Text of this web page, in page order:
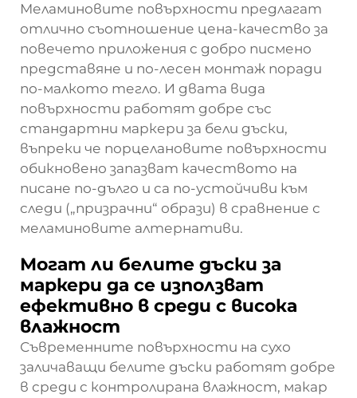
Меламиновите повърхности предлагат
отлично съотношение цена-качество за
повечето приложения с добро писмено
представяне и по-лесен монтаж поради
по-малкото тегло. И двата вида
повърхности работят добре със
стандартни маркери за бели дъски,
въпреки че порцелановите повърхности
обикновено запазват качеството на
писане по-дълго и са по-устойчиви към
следи („призрачни“ образи) в сравнение с
меламиновите алтернативи.
Могат ли белите дъски за
маркери да се използват
ефективно в среди с висока
влажност
Съвременните повърхности на сухо
заличаващи белите дъски работят добре
в среди с контролирана влажност, макар